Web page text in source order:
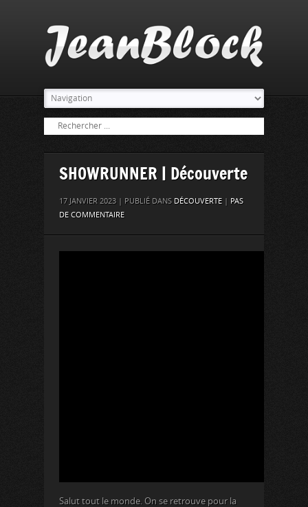
SHOWRUNNER | Découverte
17 JANVIER 2023 | PUBLIÉ DANS DÉCOUVERTE | PAS
DE COMMENTAIRE
Salut tout le monde. On se retrouve pour la